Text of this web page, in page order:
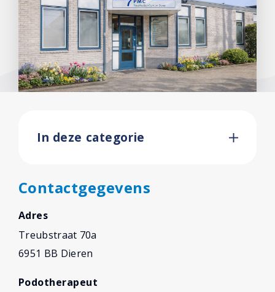
In deze categorie
Contactgegevens
Adres
Treubstraat 70a
6951 BB Dieren
Podotherapeut